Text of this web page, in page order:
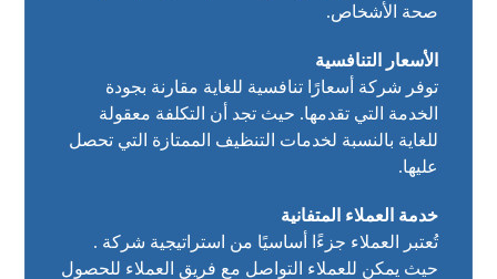
صحة الأشخاص.
الأسعار التنافسية
توفر شركة أسعارًا تنافسية للغاية مقارنة بجودة
الخدمة التي تقدمها. حيث تجد أن التكلفة معقولة
للغاية بالنسبة لخدمات التنظيف الممتازة التي تحصل
عليها.
خدمة العملاء المتفانية
تُعتبر العملاء جزءًا أساسيًا من استراتيجية شركة .
حيث يمكن للعملاء التواصل مع فريق العملاء للحصول